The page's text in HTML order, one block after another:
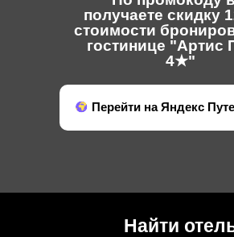
получаете скидку
стоимости
гостинице "Артис
4★"
Перейти на Яндекс
Найти